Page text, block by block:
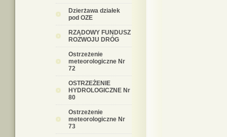
Dzierżawa działek
pod OZE
RZĄDOWY FUNDUSZ
ROZWOJU DRÓG
Ostrzeżenie
meteorologiczne Nr
72
OSTRZEŻENIE
HYDROLOGICZNE Nr
80
Ostrzeżenie
meteorologiczne Nr
73